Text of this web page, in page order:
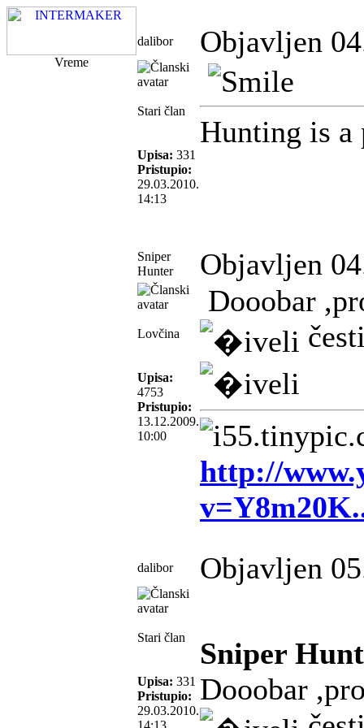
Vreme
dalibor Objavljen
Stari član
Upisa: 331
Pristupio:
29.03.2010.
14:13
Hunting is
Sniper
Hunter
Objavljen
Lovčina
Upisa:
4753
Pristupio:
13.12.2009.
10:00
Dooobar
http://
dalibor Objavljen
Stari član
Upisa: 331
Pristupio:
29.03.2010.
14:13
Sniper
Dooobar